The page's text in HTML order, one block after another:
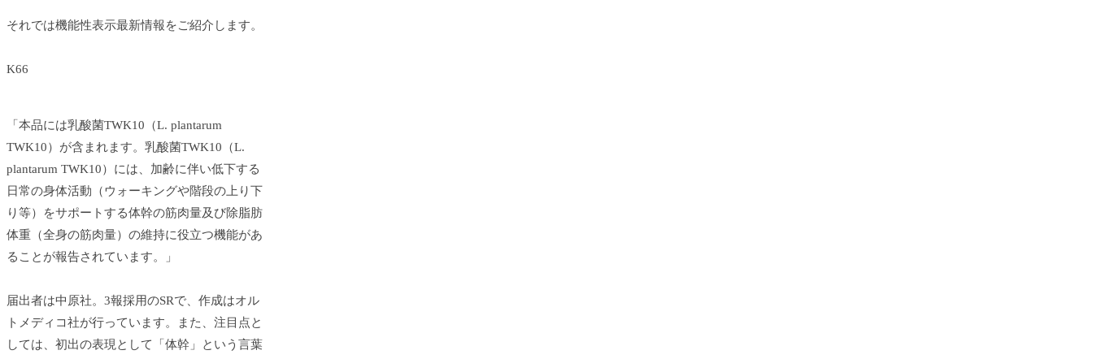
それでは機能性表示最新情報をご紹介します。
K66
「本品には乳酸菌TWK10（L. plantarum
TWK10）が含まれます。乳酸菌TWK10（L.
plantarum TWK10）には、加齢に伴い低下する
日常の身体活動（ウォーキングや階段の上り下
り等）をサポートする体幹の筋肉量及び除脂肪
体重（全身の筋肉量）の維持に役立つ機能があ
ることが報告されています。」
届出者は中原社。3報採用のSRで、作成はオル
トメディコ社が行っています。また、注目点と
しては、初出の表現として「体幹」という言葉